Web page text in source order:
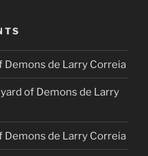
Demons de Larry Correia
of Demons de Larry
Demons de Larry Correia